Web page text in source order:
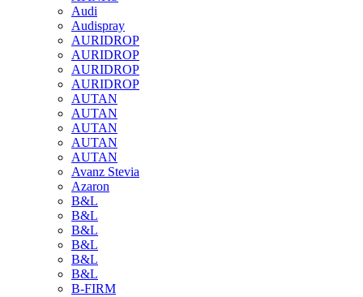
Audi
Audispray
AURIDROP
AURIDROP
AURIDROP
AURIDROP
AUTAN
AUTAN
AUTAN
AUTAN
AUTAN
Avanz Stevia
Azaron
B&L
B&L
B&L
B&L
B&L
B&L
B-FIRM